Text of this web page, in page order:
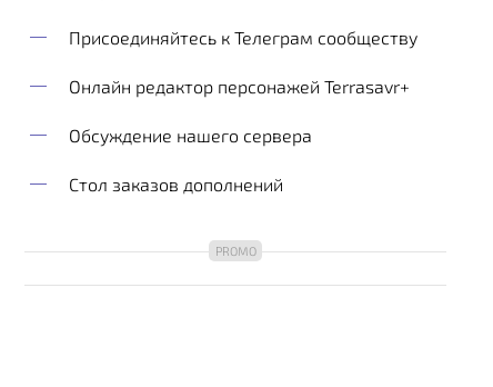
Присоединяйтесь к Телеграм сообществу
Онлайн редактор персонажей Terrasavr+
Обсуждение нашего сервера
Стол заказов дополнений